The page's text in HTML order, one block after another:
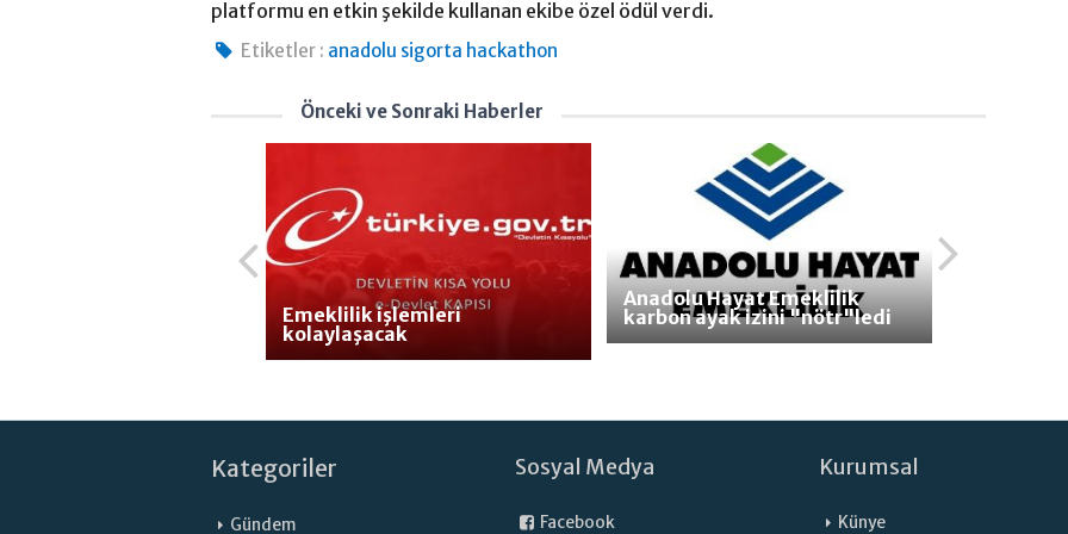
platformu en etkin şekilde kullanan ekibe özel ödül verdi.
Etiketler : anadolu sigorta hackathon
Önceki ve Sonraki Haberler
Emeklilik işlemleri
kolaylaşacak
Anadolu Hayat Emeklilik
karbon ayak izini "nötr"ledi
Kategoriler
Gündem
Sosyal Medya
Facebook
Kurumsal
Künye